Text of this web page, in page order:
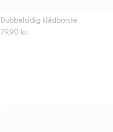
Dubbelsidig klädborste
79,90 kr.